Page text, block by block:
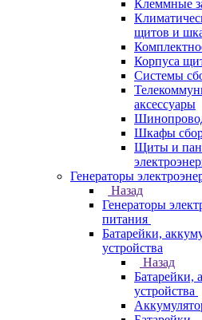
Клеммные
щитов и
Корпуса
Системы
аксессуары
Шкафы
Щиты и
Генераторы
Назад
Генераторы
питания
Батарейки,
устройства
Назад
Батарейки,
устройства